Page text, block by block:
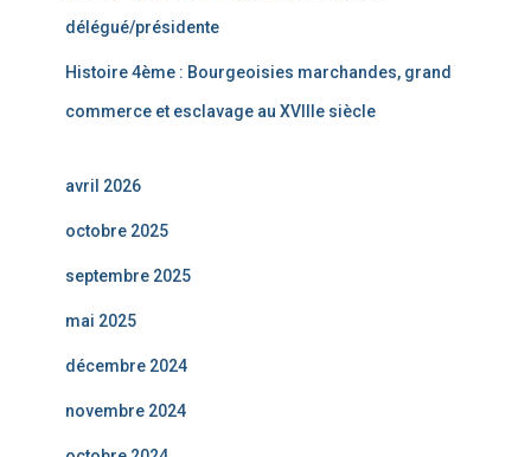
délégué/présidente
Histoire 4ème : Bourgeoisies marchandes, grand
commerce et esclavage au XVIIIe siècle
avril 2026
octobre 2025
septembre 2025
mai 2025
décembre 2024
novembre 2024